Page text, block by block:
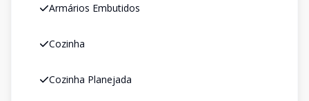
Armários Embutidos
Cozinha
Cozinha Planejada